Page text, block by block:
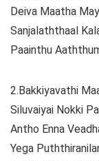
Deiva Maatha
Sanjalaththaal
Paainthu
2.Bakkiyavathi
Siluvaiyai Nokki
Antho Enna
Yega